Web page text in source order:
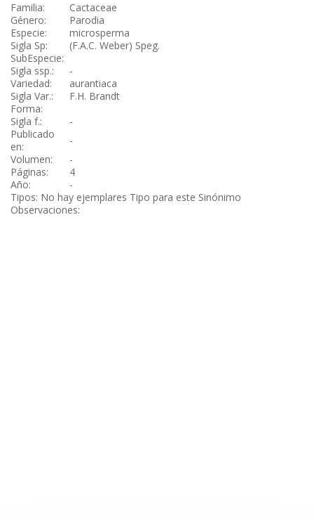
Familia:
Cactaceae
Género:
Parodia
Especie:
microsperma
Sigla Sp:
(F.A.C. Weber) Speg.
SubEspecie:
Sigla ssp.:
-
Variedad:
aurantiaca
Sigla Var.:
F.H. Brandt
Forma:
Sigla f.:
-
Publicado
en:
-
Volumen:
-
Páginas:
4
Año:
-
Tipos: No hay ejemplares Tipo para este Sinónimo
Observaciones: